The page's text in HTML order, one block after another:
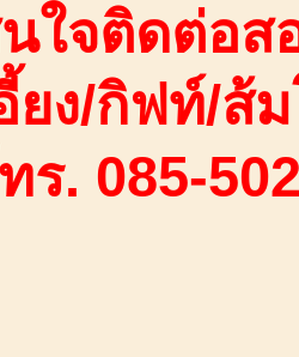
ใจติดต่อส
ยง/กิฟท์/ส้
ร. 085-